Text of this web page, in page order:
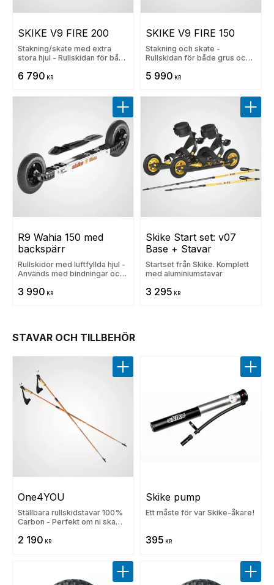
SKIKE V9 FIRE 200
Stakning/skate med extra
stora hjul - Rullskidan för både
6 790 KR
SKIKE V9 FIRE 150
Stakning och skate -
Rullskidan för både grus och
5 990 KR
R9 Wahia 150 med
backspärr
Rullskidor med luftfyllda hjul -
Används med bindningar och
3 990 KR
Lägg till i favoriter
Skike Start set: v07
Base + Stavar
Startset från Skike. Komplett
med aluminiumstavar
3 295 KR
Lägg
STAVAR OCH TILLBEHÖR
One4YOU
Ställbara rullskidstavar 100%
Carbon - Perfekt om ni ska
2 190 KR
Lägg till i favoriter
Skike pump
Ett måste för var Skike-åkare!
395 KR
Lägg
Lägg till i favoriter Lägg